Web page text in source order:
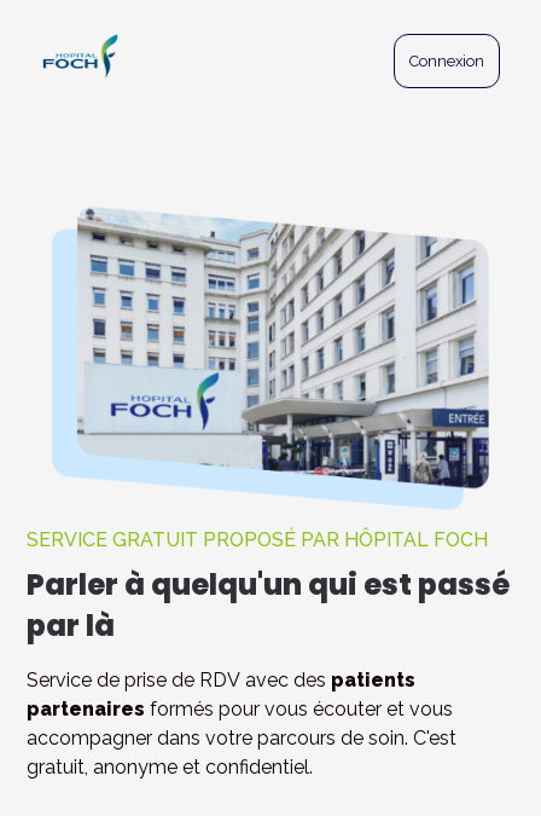
Connexion
SERVICE GRATUIT PROPOSÉ PAR HÔPITAL FOCH
Parler à quelqu'un qui est passé
par là
Service de prise de RDV avec des patients
partenaires formés pour vous écouter et vous
accompagner dans votre parcours de soin. C'est
gratuit, anonyme et confidentiel.